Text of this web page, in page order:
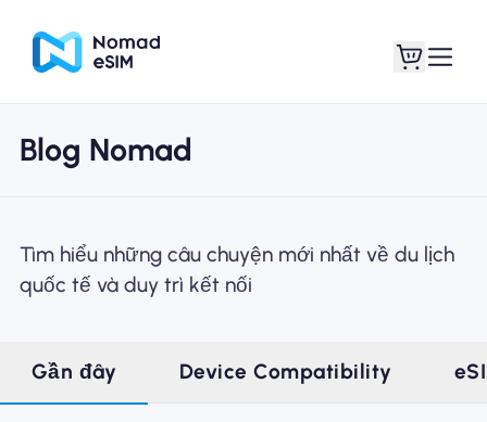
Đăng nhập Đăng
Blog Nomad
Tìm hiểu những câu chuyện mới nhất về du lịch
quốc tế và duy trì kết nối
Gần đây Device Compatibility